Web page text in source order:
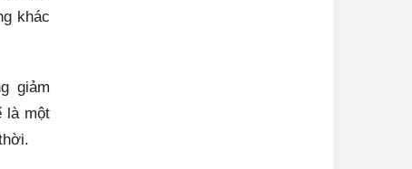
khác
giảm
là một